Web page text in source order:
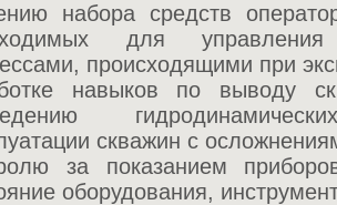
набора средств
для управления
происходящими при
навыков по выводу
скважин с
за показанием
оборудования,